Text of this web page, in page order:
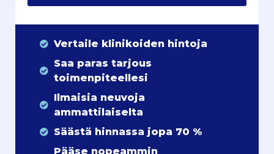
Vertaile klinikoiden hintoja
Saa paras tarjous
toimenpiteellesi
Ilmaisia neuvoja
ammattilaiselta
Säästä hinnassa jopa 70 %
Pääse nopeammin